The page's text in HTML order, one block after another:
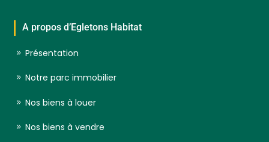
A propos d’Egletons Habitat
Présentation
Notre parc immobilier
Nos biens à louer
Nos biens à vendre